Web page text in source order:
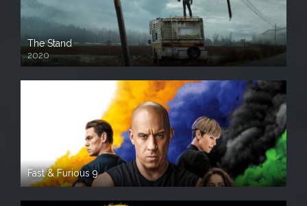
The Stand
2020
Fast & Furious 9